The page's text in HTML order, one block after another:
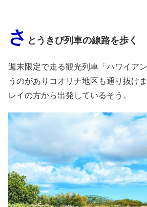
さ とうきび列車の線路を歩く
週末限定で走る観光列車「ハワイア
うのがありコオリナ地区も通り抜け
レイの方から出発しているそう。